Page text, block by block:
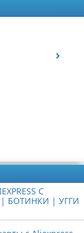
С
БОТИНКИ | УГГИ